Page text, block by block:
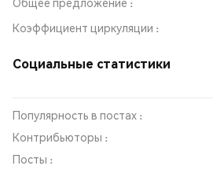
Коэффициент циркуляции
Социальные статистики
Популярность в постах :
Контрибьюторы :
Посты :